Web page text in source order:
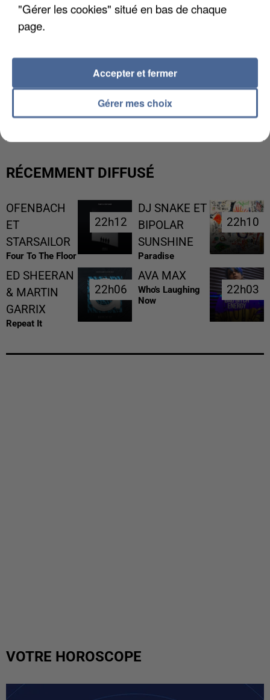
COULÉE DE BOUE EN HAUTE-SAVOIE
RÉCEMMENT DIFFUSÉ
OFENBACH
ET
STARSAILOR
Four To The Floor
22h12
22h12
DJ SNAKE ET
BIPOLAR
SUNSHINE
Paradise
22h10
22h10
ED SHEERAN
& MARTIN
GARRIX
Repeat It
22h06
22h06
AVA MAX
Who's Laughing
Now
22h03
22h03
VOTRE HOROSCOPE
"Gérer les cookies" situé en bas de chaque
page.
Gérer mes choix
Accepter et fermer